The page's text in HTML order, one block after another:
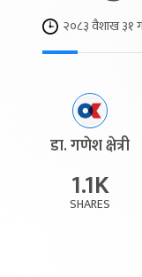
२०८३ वैशाख ३१
डा. गणेश क्षेत्री
1.1K
SHARES